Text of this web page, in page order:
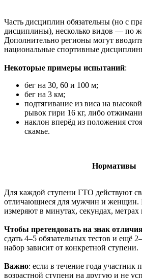
Часть дисциплин обязательны (но с
дисциплины), несколько видов — по
Дополнительно регионы могут
национальные спортивные
Некоторые примеры испытаний:
бег на 30, 60 и 100 м;
бег на 3 км;
подтягивание из виса на
рывок гири 16 кг, либо
наклон вперёд из положения
скамье.
Нормативы
Для каждой ступени ГТО действуют
отличающиеся для мужчин и женщин.
измеряют в минутах, секундах, метрах
Чтобы претендовать на знак
сдать 4–5 обязательных тестов и ещё
набор зависит от конкретной ступени.
Важно: если в течение года участник
возрастной ступени на другую и не